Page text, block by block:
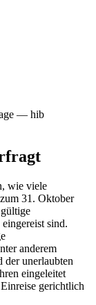
— hib
wie viele
31. Oktober
sind.
anderem
der unerlaubten
eingeleitet
gerichtlich